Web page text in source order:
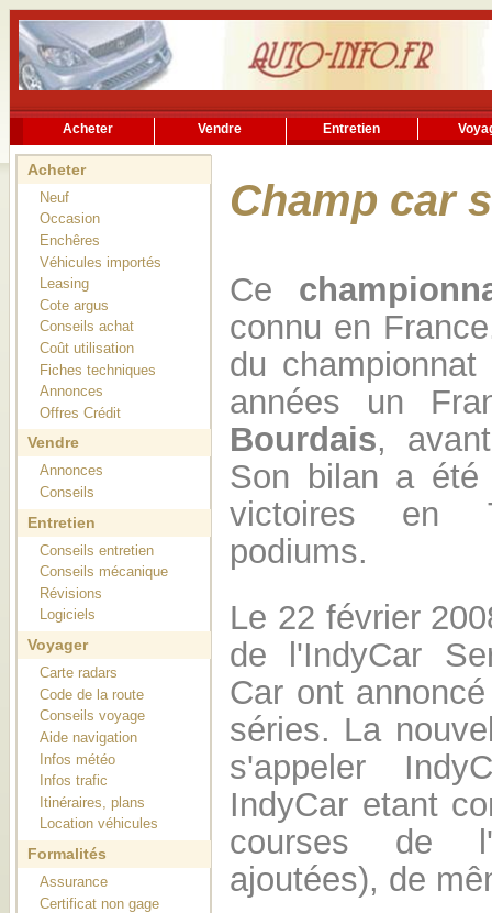
Acheter Vendre Entretien
Acheter
Neuf
Occasion
Enchêres
Véhicules importés
Leasing
Cote argus
Conseils achat
Coût utilisation
Fiches techniques
Annonces
Offres Crédit
Vendre
Annonces
Conseils
Entretien
Conseils entretien
Conseils mécanique
Révisions
Logiciels
Voyager
Carte radars
Code de la route
Conseils voyage
Aide navigation
Infos météo
Infos trafic
Itinéraires, plans
Location véhicules
Formalités
Assurance
Certificat non gage
Champ car
Ce
connu en
du
années un
Bourdais,
Son bilan a été
victoires en
podiums.
Le 22 février
de l'IndyCar
Car ont
séries. La
s'appeler
IndyCar etant
courses de
ajoutées), de